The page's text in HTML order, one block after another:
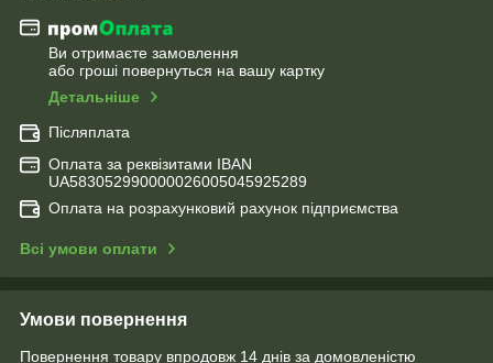
Ви отримаєте замовлення
або гроші повернуться на вашу картку
Детальніше
Післяплата
Оплата за реквізитами IBAN
UA583052990000026005045925289
Оплата на розрахунковий рахунок підприємства
Всі умови оплати
Умови повернення
Повернення товару впродовж 14 днів за домовленістю